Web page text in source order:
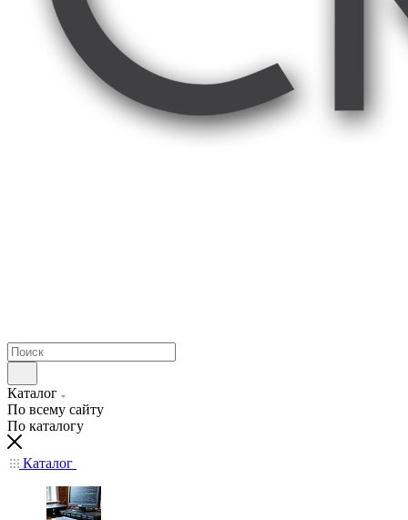
Каталог
По всему сайту
По каталогу
Каталог